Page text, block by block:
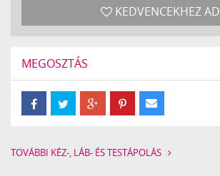
KEDVENCEKHEZ AD
MEGOSZTÁS
TOVÁBBI KÉZ-, LÁB- ÉS TESTÁPOLÁS